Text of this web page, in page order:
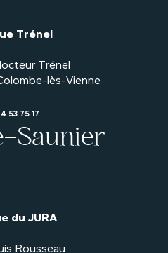
Trénel
Trénel
69560 Sainte-Colombe-lès-Vienne
53 75 17
Saunier
du JURA
Rousseau